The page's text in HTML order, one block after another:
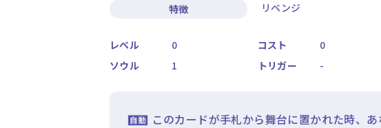
特徴 リベンジ
レベル 0 コスト 0
ソウル
1 トリガー -
このカードが手札から舞台に置かれた時、